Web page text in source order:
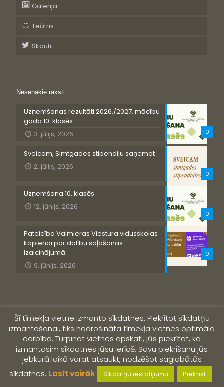
Galerija
Teātris
Skauti
Nesenākie raksti
0
Uzņemšanas rezultāti 2026./2027. mācību
gada 10. klasēs
3. jūlijs, 2026
0
Sveicam, Simtgades stipendiju saņemot
2. jūlijs, 2026
0
Uzņemšana 10. klasēs
12. jūnijs, 2026
0
Pateicība Valmieras Viestura vidusskolas
kopienai par dalību soļošanas
izaicinājumā
9. jūnijs, 2026
© 2019 Valmieras Viestura vidusskola
Šī tīmekļa vietne izmanto sīkdatnes. Piekrītot sīkdatņu
izmantošanai, tiks nodrošināta tīmekļa vietnes optimāla
darbība. Turpinot vietnes apskati, jūs piekrītat, ka
izmantosim sīkdatnes jūsu ierīcē. Savu piekrišanu jūs
jebkurā laikā varat atsaukt, nodzēšot saglabātās
sīkdatnes. Lasīt vairāk Sīkdatņu iestatījumu Piekrist